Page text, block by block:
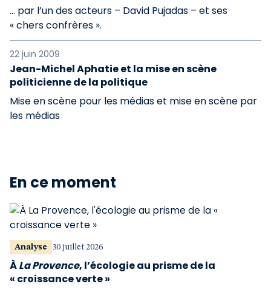
… par l’un des acteurs – David Pujadas – et ses
« chers confrères ».
22 juin 2009
Jean-Michel Aphatie et la mise en scène
politicienne de la politique
Mise en scène pour les médias et mise en scène par
les médias
En ce moment
Analyse 30 juillet 2026
ÀLa Provence, l’écologie au prisme de la
« croissance verte »